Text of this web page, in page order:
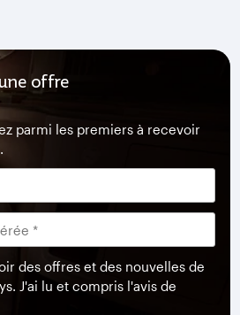
offre
parmi les premiers à recevoir
des offres et des nouvelles de
J'ai lu et compris l'avis de